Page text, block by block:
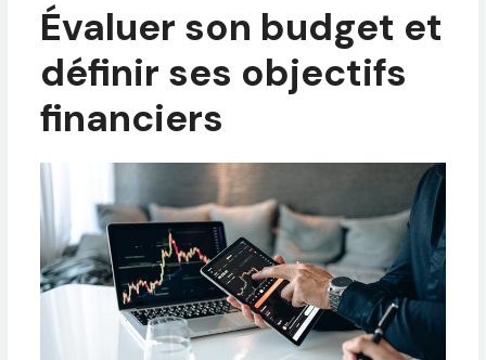
Évaluer son budget et
définir ses objectifs
financiers